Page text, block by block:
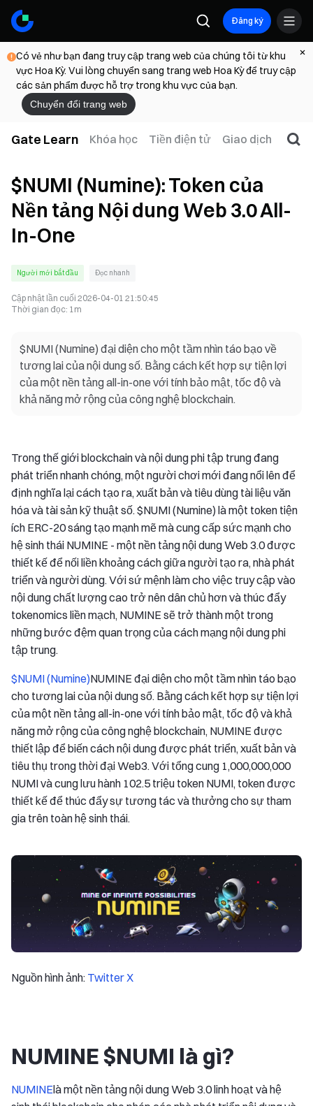
Đăng ký
Có vẻ như bạn đang truy cập trang web của chúng tôi từ khu
vực Hoa Kỳ. Vui lòng chuyển sang trang web Hoa Kỳ để truy cập
các sản phẩm được hỗ trợ trong khu vực của bạn.
Chuyển đổi trang web
Gate Learn Khóa học Tiền điện tử Giao dịch Web3
$NUMI (Numine): Token của
Nền tảng Nội dung Web 3.0 All-
In-One
Người mới bắt đầu Đọc nhanh
Cập nhật lần cuối 2026-04-01 21:50:45
Thời gian đọc: 1m
$NUMI (Numine) đại diện cho một tầm nhìn táo bạo về
tương lai của nội dung số. Bằng cách kết hợp sự tiện lợi
của một nền tảng all-in-one với tính bảo mật, tốc độ và
khả năng mở rộng của công nghệ blockchain.
Trong thế giới blockchain và nội dung phi tập trung đang
phát triển nhanh chóng, một người chơi mới đang nổi lên để
định nghĩa lại cách tạo ra, xuất bản và tiêu dùng tài liệu văn
hóa và tài sản kỹ thuật số. $NUMI (Numine) là một token tiện
ích ERC-20 sáng tạo mạnh mẽ mà cung cấp sức mạnh cho
hệ sinh thái NUMINE - một nền tảng nội dung Web 3.0 được
thiết kế để nối liền khoảng cách giữa người tạo ra, nhà phát
triển và người dùng. Với sứ mệnh làm cho việc truy cập vào
nội dung chất lượng cao trở nên dân chủ hơn và thúc đẩy
tokenomics liền mạch, NUMINE sẽ trở thành một trong
những bước đệm quan trọng của cách mạng nội dung phi
tập trung.
$NUMI (Numine)NUMINE đại diện cho một tầm nhìn táo bạo
cho tương lai của nội dung số. Bằng cách kết hợp sự tiện lợi
của một nền tảng all-in-one với tính bảo mật, tốc độ và khả
năng mở rộng của công nghệ blockchain, NUMINE được
thiết lập để biến cách nội dung được phát triển, xuất bản và
tiêu thụ trong thời đại Web3. Với tổng cung 1,000,000,000
NUMI và cung lưu hành 102.5 triệu token NUMI, token được
thiết kế để thúc đẩy sự tương tác và thưởng cho sự tham
gia trên toàn hệ sinh thái.
Nguồn hình ảnh: Twitter X
NUMINE $NUMI là gì?
NUMINElà một nền tảng nội dung Web 3.0 linh hoạt và hệ